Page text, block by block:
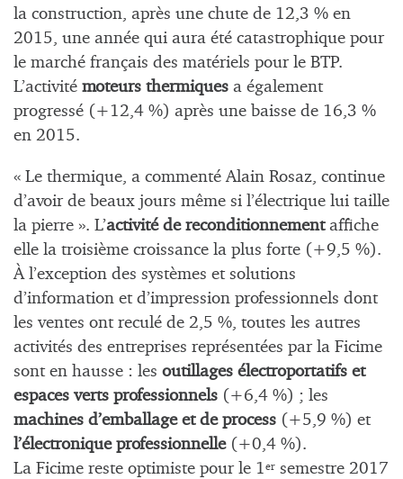
la construction, après une chute de 12,3 % en
2015, une année qui aura été catastrophique pour
le marché français des matériels pour le BTP.
L’activité moteurs thermiques a également
progressé (+12,4 %) après une baisse de 16,3 %
en 2015.
« Le thermique, a commenté Alain Rosaz, continue
d’avoir de beaux jours même si l’électrique lui taille
la pierre ». L’activité de reconditionnementaffiche
elle la troisième croissance la plus forte (+9,5 %).
À l’exception des systèmes et solutions
d’information et d’impression professionnels dont
les ventes ont reculé de 2,5 %, toutes les autres
activités des entreprises représentées par la Ficime
sont en hausse : les outillages électroportatifs et
espaces verts professionnels (+6,4 %) ; les
machines d’emballage et de process (+5,9 %) et
l’électronique professionnelle(+0,4 %).
La Ficime reste optimiste pour le 1er semestre 2017